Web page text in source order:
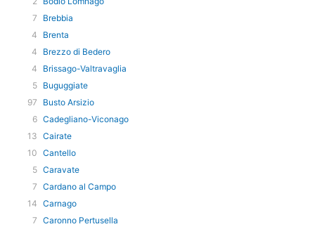
7
Brebbia
4
Brenta
4
Brezzo di Bedero
4
Brissago-Valtravaglia
5 Buguggiate
97
Busto Arsizio
6 Cadegliano-Viconago
13 Cairate
10 Cantello
5 Caravate
7 Cardano al Campo
14 Carnago
7 Caronno Pertusella